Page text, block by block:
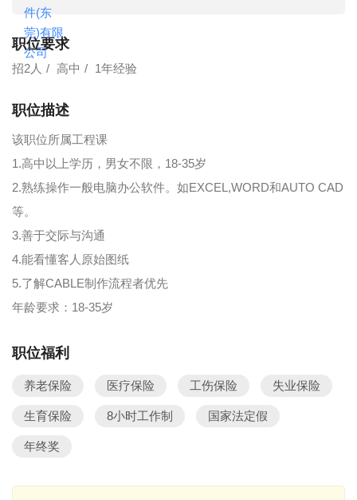
职位要求
招2人 高中 1年经验
职位描述
该职位所属工程课
1.高中以上学历，男女不限，18-35岁
2.熟练操作一般电脑办公软件。如EXCEL,WORD和AUTO CAD
等。
3.善于交际与沟通
4.能看懂客人原始图纸
5.了解CABLE制作流程者优先
年龄要求：18-35岁
职位福利
养老保险 医疗保险 工伤保险 失业保险
生育保险 8小时工作制 国家法定假
年终奖